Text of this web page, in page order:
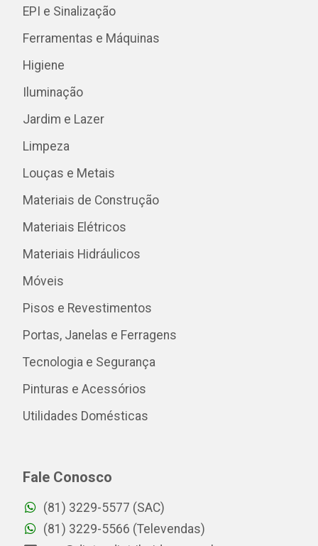
EPI e Sinalização
Ferramentas e Máquinas
Higiene
Iluminação
Jardim e Lazer
Limpeza
Louças e Metais
Materiais de Construção
Materiais Elétricos
Materiais Hidráulicos
Móveis
Pisos e Revestimentos
Portas, Janelas e Ferragens
Tecnologia e Segurança
Pinturas e Acessórios
Utilidades Domésticas
Fale Conosco
(81) 3229-5577 (SAC)
(81) 3229-5566 (Televendas)